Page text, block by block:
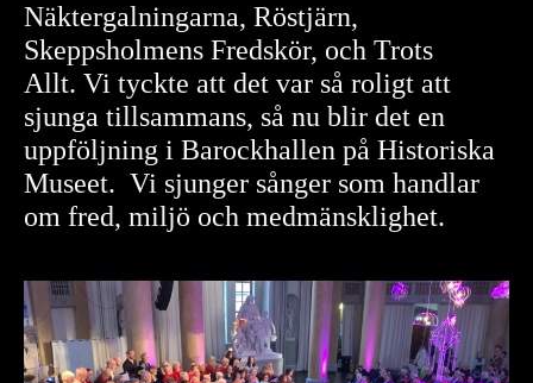
Näktergalningarna, Röstjärn,
Skeppsholmens Fredskör, och Trots
Allt. Vi tyckte att det var så roligt att
sjunga tillsammans, så nu blir det en
uppföljning i Barockhallen på Historiska
Museet. Vi sjunger sånger som handlar
om fred, miljö och medmänsklighet.